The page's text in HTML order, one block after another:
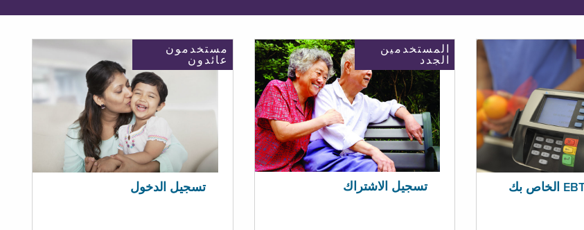
مستخدمون
عائدون
تسجيل الدخول
المستخدمين
الجدد
تسجيل الاشتراك